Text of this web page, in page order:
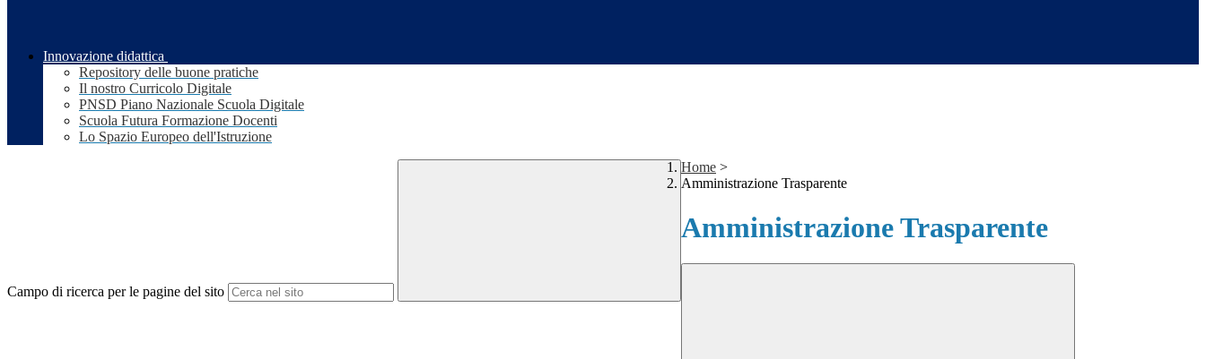
Innovazione didattica
Repository delle buone pratiche
Il nostro Curricolo Digitale
PNSD Piano Nazionale Scuola Digitale
Scuola Futura Formazione Docenti
Lo Spazio Europeo dell'Istruzione
Campo di ricerca per le pagine del sito
Home >
Amministrazione Trasparente
Amministrazione Trasparente